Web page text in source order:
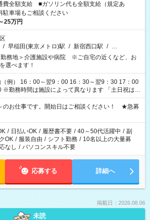
費全額支給 ■ガソリン代も全額支給（規定あ
車場もご相談ください
25万円
/ 早稲田(東京メトロ)駅 / 新宿西口駅 / …
勤務地＞介護施設や病院 ※ご自宅の近くなど、お
選べます！
（例） 16：00～翌9：00 16：30～翌9：30 17：00
務時間は施設によって異なります 「土日祝は休
っかり稼ぎたい」 「もう少し遅い時間から始めた
望にあったお仕事をご案内いたします。 ※未経験
1～2ヶ月間は日中での仕事を経験いただき、 お
夜勤になります。 ★家庭の都合でお休みが
遠慮なくご相談ください。
のお仕事です。開始日はご相談ください！ ★急募
/ 日払いOK / 履歴書不要 / 40～50代活躍中 / 副
OK / 服装自由 / シフト勤務 / 10名以上の大量募
なし / パソコンスキル不要
応募する 詳細へ
掲載日：2026.08.06
未読